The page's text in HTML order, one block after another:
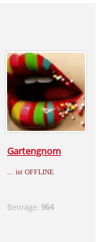
Gartengnom
... ist OFFLINE
Beiträge:964